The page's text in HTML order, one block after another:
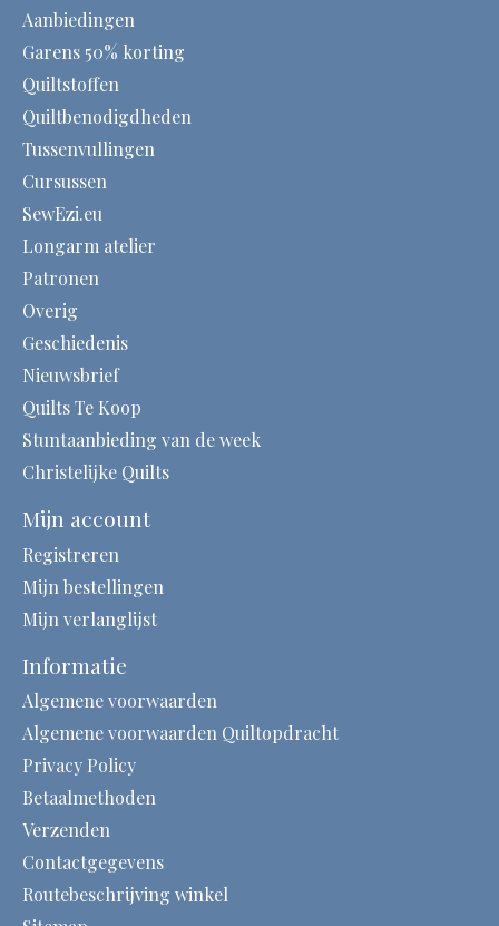
Aanbiedingen
Garens 50% korting
Quiltstoffen
Quiltbenodigdheden
Tussenvullingen
Cursussen
SewEzi.eu
Longarm atelier
Patronen
Overig
Geschiedenis
Nieuwsbrief
Quilts Te Koop
Stuntaanbieding van de week
Christelijke Quilts
Mijn account
Registreren
Mijn bestellingen
Mijn verlanglijst
Informatie
Algemene voorwaarden
Algemene voorwaarden Quiltopdracht
Privacy Policy
Betaalmethoden
Verzenden
Contactgegevens
Routebeschrijving winkel